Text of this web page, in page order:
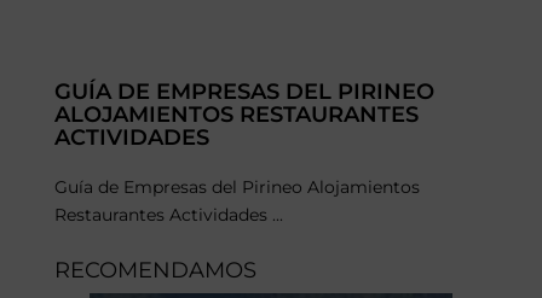
GUÍA DE EMPRESAS DEL PIRINEO
ALOJAMIENTOS RESTAURANTES
ACTIVIDADES
Guía de Empresas del Pirineo Alojamientos
Restaurantes Actividades ...
RECOMENDAMOS